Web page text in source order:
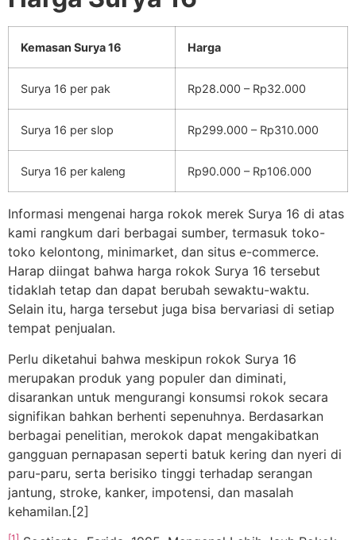
Kemasan Surya 16 Harga
Surya 16 per pak Rp28.000 – Rp32.000
Surya 16 per slop Rp299.000 – Rp310.000
Surya 16 per kaleng Rp90.000 – Rp106.000
Informasi mengenai harga rokok merek Surya 16 di atas
kami rangkum dari berbagai sumber, termasuk toko-
toko kelontong, minimarket, dan situs e-commerce.
Harap diingat bahwa harga rokok Surya 16 tersebut
tidaklah tetap dan dapat berubah sewaktu-waktu.
Selain itu, harga tersebut juga bisa bervariasi di setiap
tempat penjualan.
Perlu diketahui bahwa meskipun rokok Surya 16
merupakan produk yang populer dan diminati,
disarankan untuk mengurangi konsumsi rokok secara
signifikan bahkan berhenti sepenuhnya. Berdasarkan
berbagai penelitian, merokok dapat mengakibatkan
gangguan pernapasan seperti batuk kering dan nyeri di
paru-paru, serta berisiko tinggi terhadap serangan
jantung, stroke, kanker, impotensi, dan masalah
kehamilan.[2]